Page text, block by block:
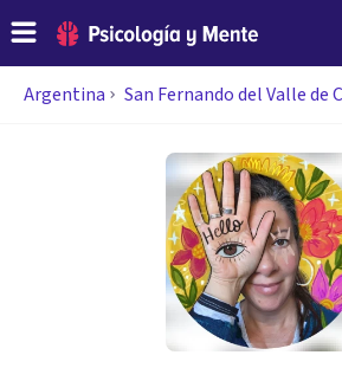
Argentina San Fernando del Valle de